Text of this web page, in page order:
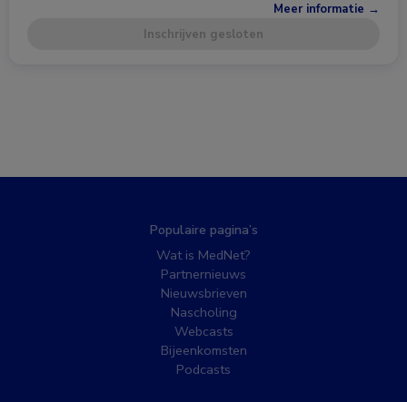
Meer informatie →
Inschrijven gesloten
Populaire pagina’s
Wat is MedNet?
Partnernieuws
Nieuwsbrieven
Nascholing
Webcasts
Bijeenkomsten
Podcasts